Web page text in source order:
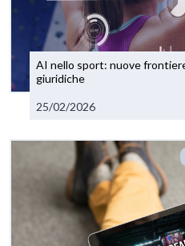
AI nello sport: nuove
giuridiche
25/02/2026